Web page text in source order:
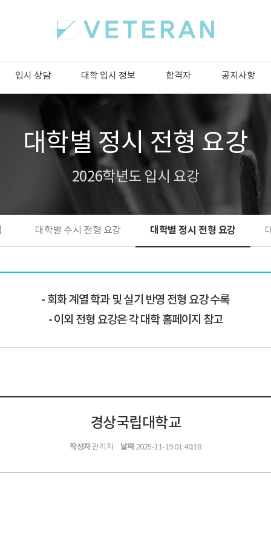
입시 상담 대학 입시 정보 합격자 공지사항
대학별 정시 전형 요강
2026학년도 입시 요강
대학별 수시 전형 요강 대학별 정시 전형 요강
회화 계열 학과 및 실기 반영 전형 요강 수록
이외 전형 요강은 각 대학 홈페이지 참고
경상국립대학교
작성자관리자 날짜2025-11-19 01:40:18